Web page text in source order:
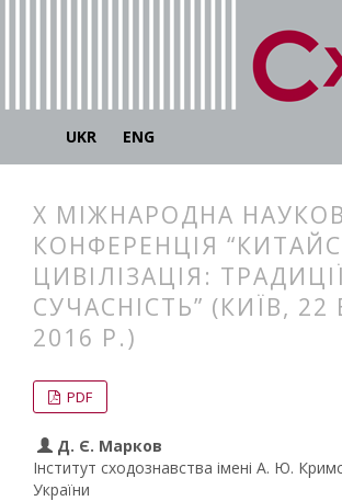
UKR ENG
X МІЖНАРОДНА
КОНФЕРЕНЦІЯ
ЦИВІЛІЗАЦІЯ:
СУЧАСНІСТЬ” (КИЇВ, 22
2016 Р.)
PDF
Д. Є. Марков
Інститут сходознавства імені А. Ю.
України